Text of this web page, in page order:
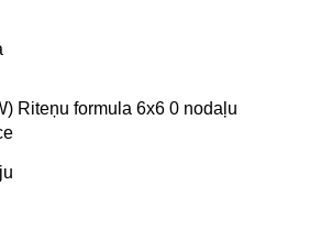
Riteņu formula 6x6 0 nodaļu